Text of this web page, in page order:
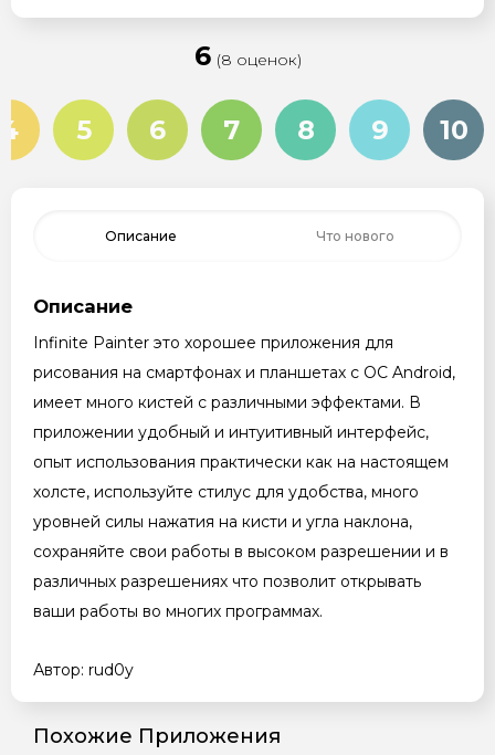
6 (8 оценок)
4 5 6 7 8 9 10
Описание Что нового
Описание
Infinite Painter это хорошее приложения для
рисования на смартфонах и планшетах с OC Android,
имеет много кистей с различными эффектами. В
приложении удобный и интуитивный интерфейс,
опыт использования практически как на настоящем
холсте, используйте стилус для удобства, много
уровней силы нажатия на кисти и угла наклона,
сохраняйте свои работы в высоком разрешении и в
различных разрешениях что позволит открывать
ваши работы во многих программах.
Автор: rud0y
Похожие Приложения